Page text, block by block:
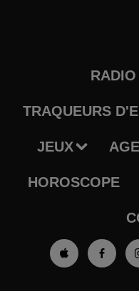
RADIO
TRAQUEURS
JEUX
HOROSCOPE